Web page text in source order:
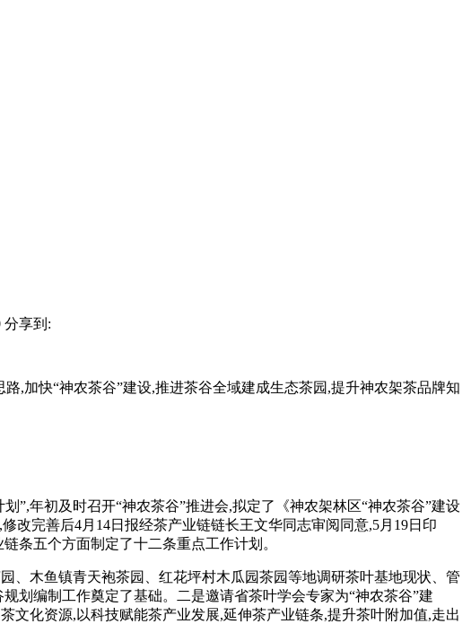
分享到:
,加快“神农茶谷”建设,推进茶谷全域建成生态茶园,提升神农架茶品牌知
划”,年初及时召开“神农茶谷”推进会,拟定了《神农架林区“神农茶谷”建设
改完善后4月14日报经茶产业链链长王文华同志审阅同意,5月19日印
条五个方面制定了十二条重点工作计划。
、木鱼镇青天袍茶园、红花坪村木瓜园茶园等地调研茶叶基地现状、管
划编制工作奠定了基础。
二是邀请省茶叶学会专家为“神农茶谷”建
文化资源,以科技赋能茶产业发展,延伸茶产业链条,提升茶叶附加值,走出